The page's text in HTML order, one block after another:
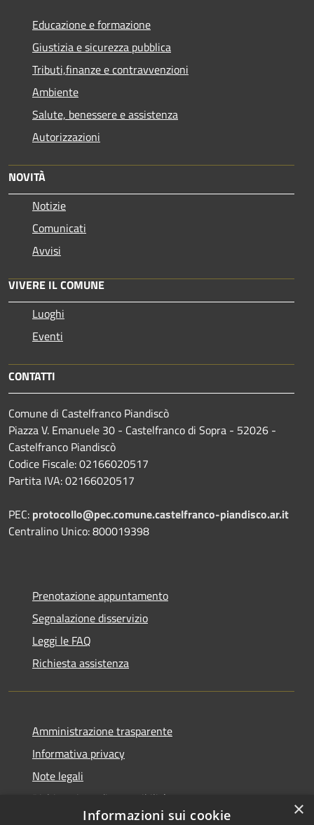
Educazione e formazione
Giustizia e sicurezza pubblica
Tributi,finanze e contravvenzioni
Ambiente
Salute, benessere e assistenza
Autorizzazioni
NOVITÀ
Notizie
Comunicati
Avvisi
VIVERE IL COMUNE
Luoghi
Eventi
CONTATTI
Comune di Castelfranco Piandiscò
Piazza V. Emanuele 30 - Castelfranco di Sopra - 52026 -
Castelfranco Piandiscò
Codice Fiscale: 02166020517
Partita IVA: 02166020517
PEC: protocollo@pec.comune.castelfranco-piandisco.ar.it
Centralino Unico: 800019398
Prenotazione appuntamento
Segnalazione disservizio
Leggi le FAQ
Richiesta assistenza
Amministrazione trasparente
Informativa privacy
Note legali
Dichiarazione di accessibilità
×
Informazioni sui cookie